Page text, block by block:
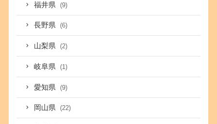
福井県 (9)
長野県 (6)
山梨県 (2)
岐阜県 (1)
愛知県 (9)
岡山県 (22)